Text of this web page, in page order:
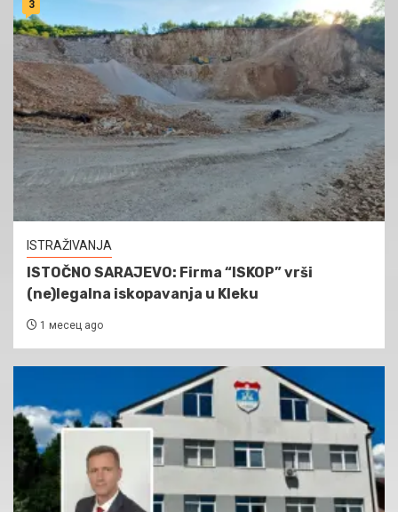
3
ISTRAŽIVANJA
ISTOČNO SARAJEVO: Firma “ISKOP” vrši
(ne)legalna iskopavanja u Kleku
1 месец ago